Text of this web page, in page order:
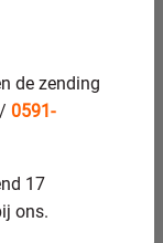
inclusief
roestvast staal,
Geharde
slijpen na
te
zoals
de zending
/ 0591-
17
ons.